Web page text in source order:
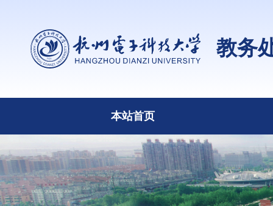
教务
本站首页